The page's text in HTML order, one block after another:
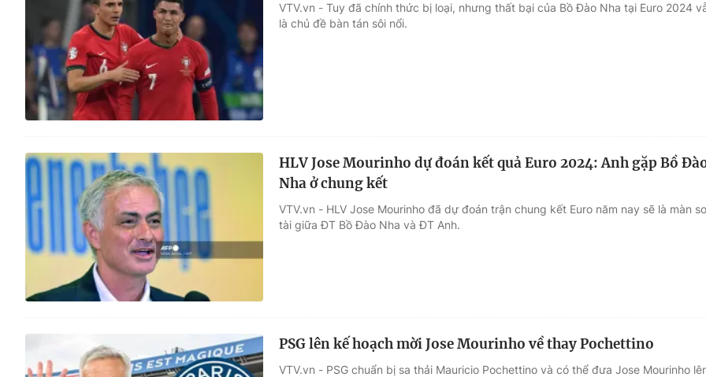
VTV.vn - Tuy đã chính thức bị loại, nhưng thất bại của Bồ Đào Nha tại Euro 2024
là chủ đề bàn tán sôi nổi.
HLV Jose Mourinho dự đoán kết quả Euro 2024: Anh gặp Bồ
Nha ở chung kết
VTV.vn - HLV Jose Mourinho đã dự đoán trận chung kết Euro năm nay sẽ là màn so
tài giữa ĐT Bồ Đào Nha và ĐT Anh.
PSG lên kế hoạch mời Jose Mourinho về thay Pochettino
VTV.vn - PSG chuẩn bị sa thải Mauricio Pochettino và có thể đưa Jose Mourinho